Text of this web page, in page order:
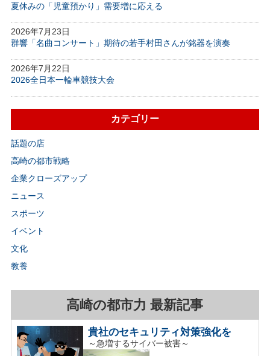
夏休みの「児童預かり」需要増に応える
2026年7月23日
群響「名曲コンサート」期待の若手村田さんが銘器を演奏
2026年7月22日
2026全日本一輪車競技大会
カテゴリー
話題の店
高崎の都市戦略
企業クローズアップ
ニュース
スポーツ
イベント
文化
教養
高崎の都市力 最新記事
貴社のセキュリティ対策強化を
～急増するサイバー被害～